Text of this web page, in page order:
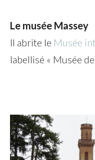
Le musée Massey
Il abrite le Musée
labellisé « Musée de